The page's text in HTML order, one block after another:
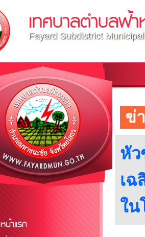
เทศบาลตำบลฟ้
Fayard Subdistrict
หน้าแรก
ข่
หัว
เฉ
ใน